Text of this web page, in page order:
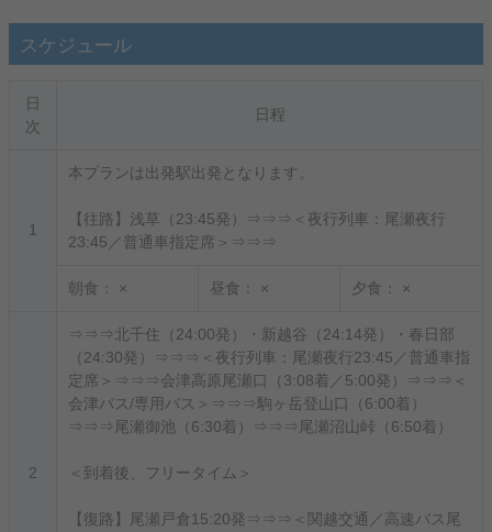
スケジュール
日
次
日程
1
本プランは出発駅出発となります。
【往路】浅草（23:45発）⇒⇒⇒＜夜行列車：尾瀬夜行
23:45／普通車指定席＞⇒⇒⇒
朝食： × 昼食： × 夕食： ×
2
⇒⇒⇒北千住（24:00発）・新越谷（24:14発）・春日部
（24:30発）⇒⇒⇒＜夜行列車：尾瀬夜行23:45／普通車指
定席＞⇒⇒⇒会津高原尾瀬口（3:08着／5:00発）⇒⇒⇒＜
会津バス/専用バス＞⇒⇒⇒駒ヶ岳登山口（6:00着）
⇒⇒⇒尾瀬御池（6:30着）⇒⇒⇒尾瀬沼山峠（6:50着）
＜到着後、フリータイム＞
【復路】尾瀬戸倉15:20発⇒⇒⇒＜関越交通／高速バス尾